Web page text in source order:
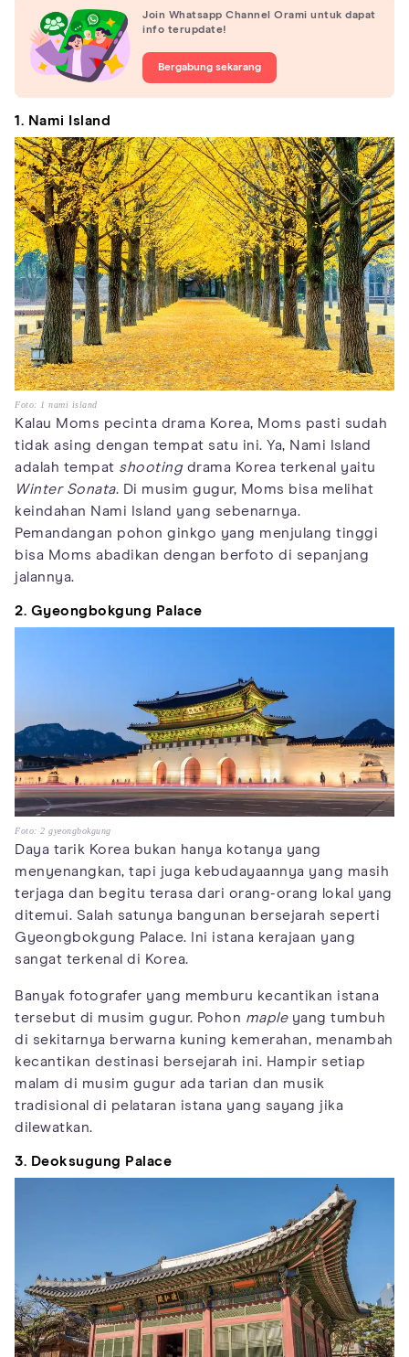
Join Whatsapp Channel Orami untuk dapat
info terupdate!
Bergabung sekarang
1. Nami Island
Foto: 1 nami island
Kalau Moms pecinta drama Korea, Moms pasti sudah
tidak asing dengan tempat satu ini. Ya, Nami Island
adalah tempat shootingdrama Korea terkenal yaitu
Winter Sonata. Di musim gugur, Moms bisa melihat
keindahan Nami Island yang sebenarnya.
Pemandangan pohon ginkgo yang menjulang tinggi
bisa Moms abadikan dengan berfoto di sepanjang
jalannya.
2. Gyeongbokgung Palace
Foto: 2 gyeongbokgung
Daya tarik Korea bukan hanya kotanya yang
menyenangkan, tapi juga kebudayaannya yang masih
terjaga dan begitu terasa dari orang-orang lokal yang
ditemui. Salah satunya bangunan bersejarah seperti
Gyeongbokgung Palace. Ini istana kerajaan yang
sangat terkenal di Korea.
Banyak fotografer yang memburu kecantikan istana
tersebut di musim gugur. Pohon mapleyang tumbuh
di sekitarnya berwarna kuning kemerahan, menambah
kecantikan destinasi bersejarah ini. Hampir setiap
malam di musim gugur ada tarian dan musik
tradisional di pelataran istana yang sayang jika
dilewatkan.
3. Deoksugung Palace